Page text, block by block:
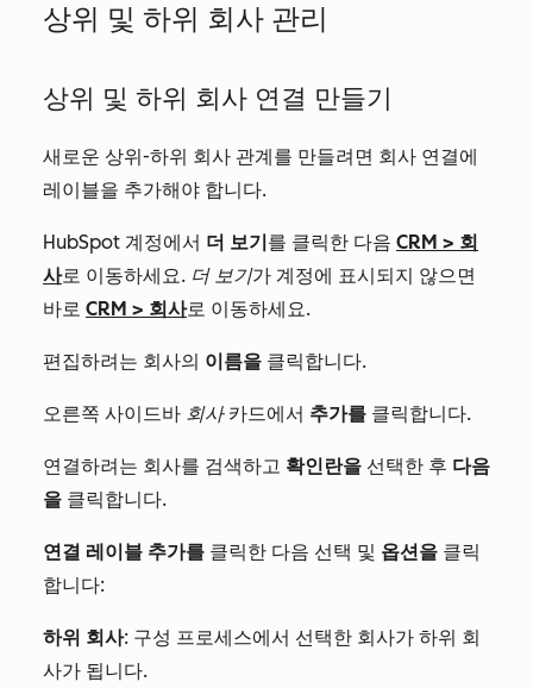
상위 및 하위 회사 관리
상위 및 하위 회사 연결 만들기
새로운 상위-하위 회사 관계를 만들려면 회사 연결에
레이블을 추가해야 합니다.
HubSpot 계정에서 더 보기를 클릭한 다음 CRM > 회
사로 이동하세요. 더 보기가 계정에 표시되지 않으면
바로 CRM > 회사로 이동하세요.
편집하려는 회사의 이름을 클릭합니다.
오른쪽 사이드바 회사카드에서 추가를 클릭합니다.
연결하려는 회사를 검색하고 확인란을 선택한 후 다음
을 클릭합니다.
연결 레이블 추가를 클릭한 다음 선택 및 옵션을 클릭
합니다:
하위 회사: 구성 프로세스에서 선택한 회사가 하위 회
사가 됩니다.